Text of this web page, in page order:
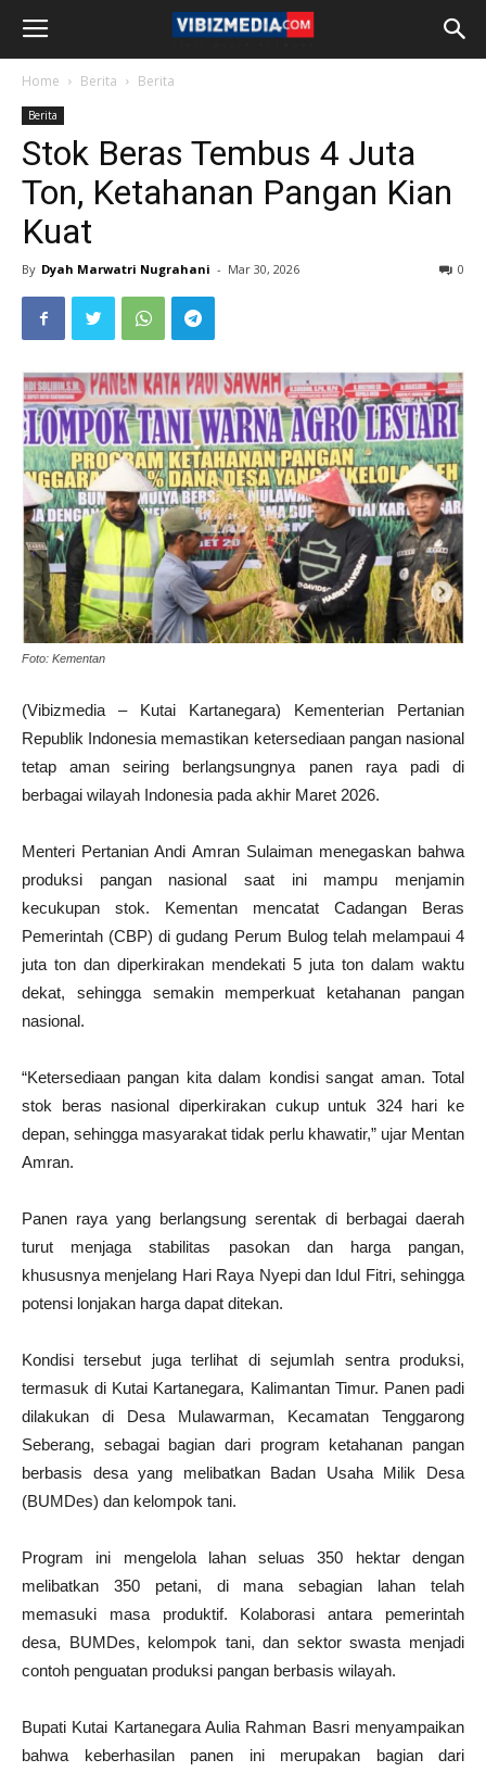
Home Berita Berita
Berita
Stok Beras Tembus 4 Juta
Ton, Ketahanan Pangan Kian
Kuat
By Dyah Marwatri Nugrahani - Mar 30, 2026 0
Foto: Kementan
(Vibizmedia – Kutai Kartanegara) Kementerian Pertanian
Republik Indonesia memastikan ketersediaan pangan nasional
tetap aman seiring berlangsungnya panen raya padi di
berbagai wilayah Indonesia pada akhir Maret 2026.
Menteri Pertanian Andi Amran Sulaiman menegaskan bahwa
produksi pangan nasional saat ini mampu menjamin
kecukupan stok. Kementan mencatat Cadangan Beras
Pemerintah (CBP) di gudang Perum Bulog telah melampaui 4
juta ton dan diperkirakan mendekati 5 juta ton dalam waktu
dekat, sehingga semakin memperkuat ketahanan pangan
nasional.
“Ketersediaan pangan kita dalam kondisi sangat aman. Total
stok beras nasional diperkirakan cukup untuk 324 hari ke
depan, sehingga masyarakat tidak perlu khawatir,” ujar Mentan
Amran.
Panen raya yang berlangsung serentak di berbagai daerah
turut menjaga stabilitas pasokan dan harga pangan,
khususnya menjelang Hari Raya Nyepi dan Idul Fitri, sehingga
potensi lonjakan harga dapat ditekan.
Kondisi tersebut juga terlihat di sejumlah sentra produksi,
termasuk di Kutai Kartanegara, Kalimantan Timur. Panen padi
dilakukan di Desa Mulawarman, Kecamatan Tenggarong
Seberang, sebagai bagian dari program ketahanan pangan
berbasis desa yang melibatkan Badan Usaha Milik Desa
(BUMDes) dan kelompok tani.
Program ini mengelola lahan seluas 350 hektar dengan
melibatkan 350 petani, di mana sebagian lahan telah
memasuki masa produktif. Kolaborasi antara pemerintah
desa, BUMDes, kelompok tani, dan sektor swasta menjadi
contoh penguatan produksi pangan berbasis wilayah.
Bupati Kutai Kartanegara Aulia Rahman Basri menyampaikan
bahwa keberhasilan panen ini merupakan bagian dari